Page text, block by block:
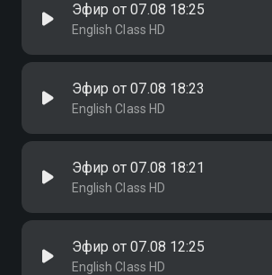
Эфир от 07.08 18:25
English Class HD
Эфир от 07.08 18:23
English Class HD
Эфир от 07.08 18:21
English Class HD
Эфир от 07.08 12:25
English Class HD